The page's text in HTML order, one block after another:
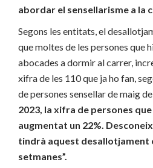
abordar el sensellarisme a la
Segons les entitats, el
que moltes de les persones que
abocades a dormir al carrer,
xifra de les 110 que ja ho fan,
de persones sensellar de maig
2023, la xifra de persones
augmentat un 22%.
tindrà aquest desallotjament
setmanes”.